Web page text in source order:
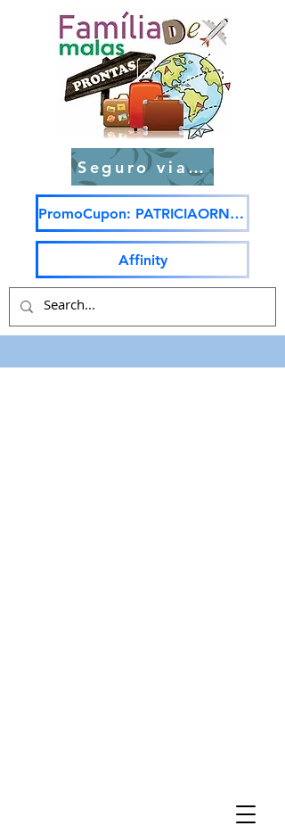
PromoCupon: PATRICIAORNELAS5
Seguro viagem
Affinity